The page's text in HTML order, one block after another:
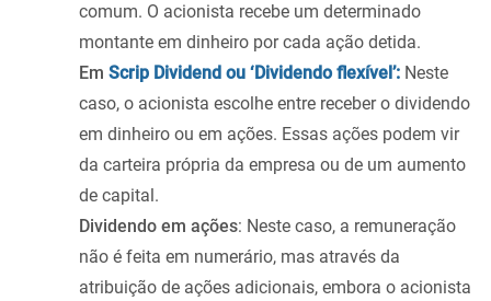
comum. O acionista recebe um determinado
montante em dinheiro por cada ação detida.
Em Scrip Dividend ou ‘Dividendo flexível’: Neste
caso, o acionista escolhe entre receber o dividendo
em dinheiro ou em ações. Essas ações podem vir
da carteira própria da empresa ou de um aumento
de capital.
Dividendo em ações: Neste caso, a remuneração
não é feita em numerário, mas através da
atribuição de ações adicionais, embora o acionista